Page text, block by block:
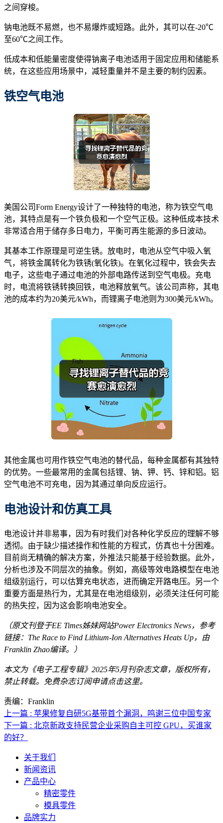
之间穿梭。
钠电池既不易燃，也不易爆炸或短路。此外，其可以在-20℃
至60℃之间工作。
低成本和低能量密度使得钠离子电池适用于固定应用和储能系
统，在这些应用场景中，减轻重量并不是主要的制约因素。
铁空气电池
美国公司Form Energy设计了一种独特的电池，称为铁空气电
池，其特点是有一个铁负极和一个空气正极。这种低成本技术
非常适合用于储存多日电力，平衡可再生能源的多日波动。
其基本工作原理是可逆生锈。放电时，电池从空气中吸入氧
气，将铁金属转化为铁锈(氧化铁)。在氧化过程中，铁会失去
电子，这些电子通过电池的外部电路传送到空气电极。充电
时，电流将铁锈转换回铁，电池释放氧气。该公司声称，其电
池的成本约为20美元/kWh，而锂离子电池则为300美元/kWh。
其他金属也可用作铁空气电池的替代品，每种金属都有其独特
的优势。一些最常用的金属包括锂、钠、钾、钙、锌和铝。铝
空气电池不可充电，因为其通过单向反应运行。
电池设计和仿真工具
电池设计并非易事，因为有时我们对各种化学反应的理解不够
透彻。由于缺少描述操作和性能的方程式，仿真也十分困难。
目前尚无精确的解决方案，外推法只能基于经验数据。此外，
分析也涉及不同层次的抽象。例如，高级等效电路模型在电池
组级别运行，可以估算充电状态，进而确定开路电压。另一个
重要方面是热行为，尤其是在电池组级别，必须关注任何可能
的热失控，因为这会影响电池安全。
（原文刊登于EE Times姊妹网站Power Electronics News，参考
链接： The Race to Find Lithium-Ion Alternatives Heats Up，由
Franklin Zhao编译。）
本文为《电子工程专辑》2025年5月刊杂志文章，版权所有，
禁止转载。免费杂志订阅申请点击这里。
责编：Franklin
上一篇 : 苹果修复自研5G基带首个漏洞，鸣谢三位中国专家
下一篇 : 北京新政支持民营企业采购自主可控 GPU，买谁家
的好？
关于我们
新闻资讯
产品中心
精密零件
模具零件
品牌实力